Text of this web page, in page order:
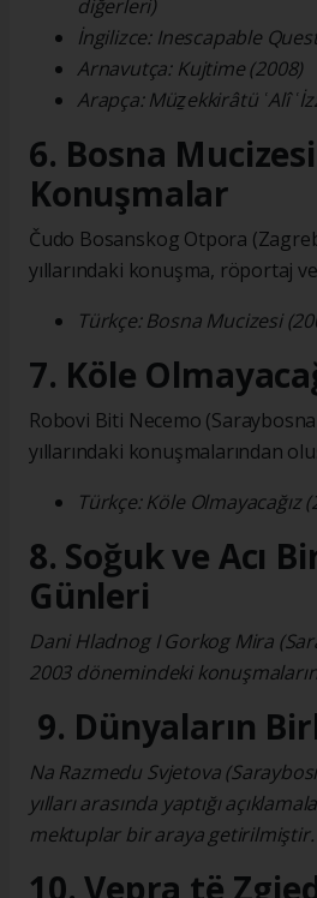
diğerleri)
İngilizce: Inescapable
Arnavutça: Kujtime (2008)
Arapça: Müẕekkirâtü ʿAlî
6. Bosna
Konuşmalar
Čudo Bosanskog Otpora
yıllarındaki konuşma, röportaj
Türkçe: Bosna Mucizesi
7. Köle
Robovi Biti Necemo
yıllarındaki konuşmalarından
Türkçe: Köle Olmayacağız
8. Soğuk ve Acı
Günleri
Dani Hladnog I Gorkog Mira
2003 dönemindeki
9. Dünyaların
Na Razmedu Svjetova
yılları arasında yaptığı
mektuplar bir araya getirilmiştir.
10. Vepra të